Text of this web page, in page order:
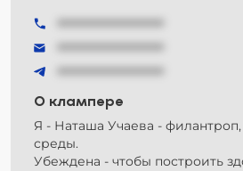
О клампере
Я - Наташа Учаева - филантроп,
среды.
Убеждена - чтобы построить